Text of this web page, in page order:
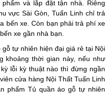
và lắp đặt tận nhà. Riêng
vực Sài Gòn, Tuấn Linh chỉ trả
bến xe. Còn bạn phải trả phí xe
xe gần nhà bạn.
tự nhiên hiện đại giá rẻ tại Nội
khoảng thời gian này, nếu như
lỗi kỳ thuật nào thì đừng ngần
cửa hàng Nội Thất Tuấn Linh
phẩm Tủ quần áo gỗ tự nhiên